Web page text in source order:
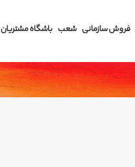
فروش سازمانی شعب باشگاه مشتریان